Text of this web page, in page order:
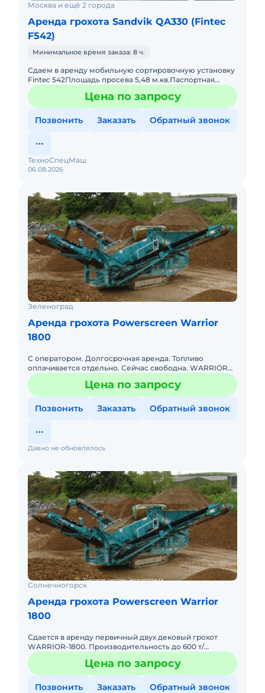
Москва и ещё 2 города
Аренда грохота Sandvik QA330 (Fintec
F542)
Минимальное время заказа: 8 ч.
Сдаем в аренду мобильную сортировочную установку
Fintec 542Площадь просева 5,48 м.кв.Паспортная
производительность 400 т/чКолосниковая решетка на
радиоуправлениЦена по запросу
Позвонить Заказать Обратный звонок
06.08.2026
ТехноСпецМаш
Зеленоград
Аренда грохота Powerscreen Warrior
1800
С оператором. Долгосрочная аренда. Топливо
оплачивается отдельно. Сейчас свободна. WARRIOR
1800. Первичный двухдековый грохот. Просевная 4.88
на 1.52, приемныйЦена по запросу
Позвонить Заказать Обратный звонок
Давно не обновлялось
Солнечногорск
Аренда грохота Powerscreen Warrior
1800
Сдается в аренду первичный двух дековый грохот
WARRIOR-1800. Производительность до 600 т/
ч.просевная 4.88 на 1.52,приемный бункер 6.8 м3. А так
же сдается вт
Цена по запросу
Позвонить Заказать Обратный звонок